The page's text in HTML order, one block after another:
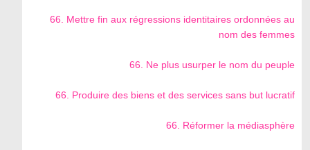
66. Mettre fin aux régressions identitaires ordonnées au
nom des femmes
66. Ne plus usurper le nom du peuple
66. Produire des biens et des services sans but lucratif
66. Réformer la médiasphère